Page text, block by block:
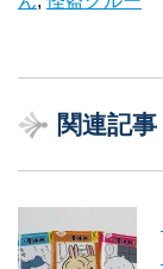
関連記事